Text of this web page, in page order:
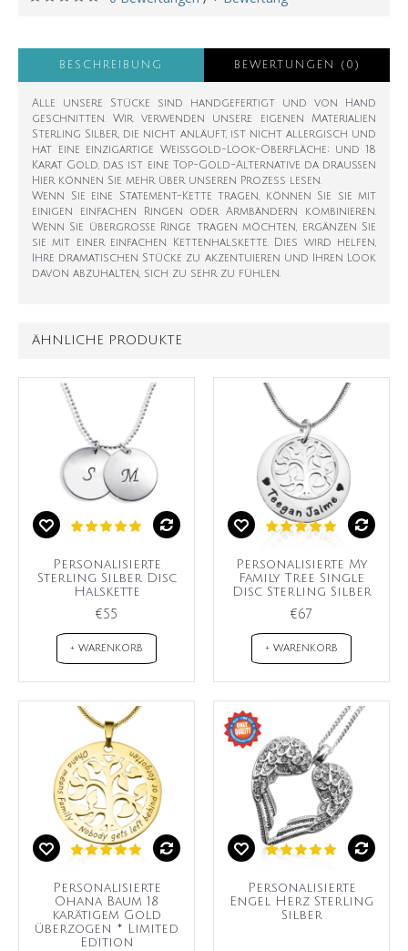
BESCHREIBUNG BEWERTUNGEN (0)
Alle unsere Stücke sind handgefertigt und von Hand
geschnitten. Wir verwenden unsere eigenen Materialien
Sterling Silber, die nicht anläuft, ist nicht allergisch und
hat eine einzigartige Weißgold-Look-Oberfläche; und 18
Karat Gold, das ist eine Top-Gold-Alternative da draußen
Hier können Sie mehr über unseren Prozess lesen.
Wenn Sie eine Statement-Kette tragen, können Sie sie mit
einigen einfachen Ringen oder Armbändern kombinieren.
Wenn Sie übergroße Ringe tragen möchten, ergänzen Sie
sie mit einer einfachen Kettenhalskette. Dies wird helfen,
Ihre dramatischen Stücke zu akzentuieren und Ihren Look
davon abzuhalten, sich zu sehr zu fühlen.
ÄHNLICHE PRODUKTE
Personalisierte
Sterling Silber Disc
Halskette
€55
+ WARENKORB
Personalisierte My
Family Tree Single
Disc Sterling Silber
€67
+ WARENKORB
Personalisierte
Ohana Baum 18
karätigem Gold
überzogen * Limited
Edition
Personalisierte
Engel Herz Sterling
Silber